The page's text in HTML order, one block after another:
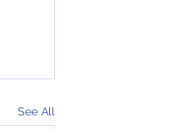
See All